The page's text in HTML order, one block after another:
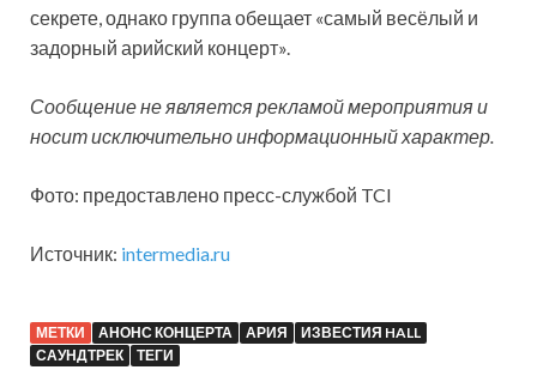
секрете, однако группа обещает «самый весёлый и
задорный арийский концерт».
Сообщение не является рекламой мероприятия и
носит исключительно информационный характер.
Фото: предоставлено пресс-службой TCI
Источник: intermedia.ru
МЕТКИ АНОНС КОНЦЕРТА АРИЯ
ИЗВЕСТИЯ HALL
САУНДТРЕК
ТЕГИ